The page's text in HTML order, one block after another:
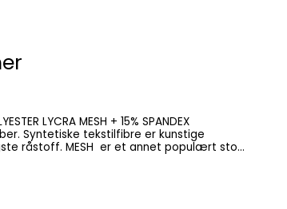
Syntetiske tekstilfibre er kunstige
populært stoff
applikasjoner. Stoffet er laget av en
sportsuniformer, atletiske sko og til og